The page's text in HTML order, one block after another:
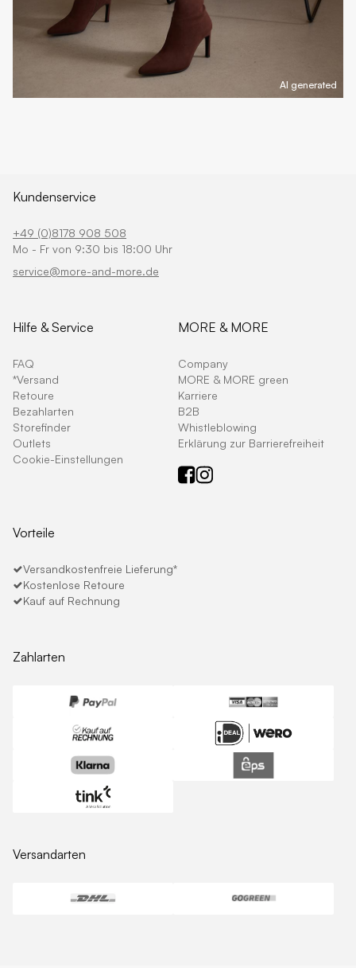
AI generated
Kundenservice
+49 (0)8178 908 508
Mo - Fr von 9:30 bis 18:00 Uhr
service@more-and-more.de
Hilfe & Service
FAQ
*Versand
Retoure
Bezahlarten
Storefinder
Outlets
Cookie-Einstellungen
MORE & MORE
Company
MORE & MORE green
Karriere
B2B
Whistleblowing
Erklärung zur Barrierefreiheit
Vorteile
Versandkostenfreie Lieferung*
Kostenlose Retoure
Kauf auf Rechnung
Zahlarten
Versandarten